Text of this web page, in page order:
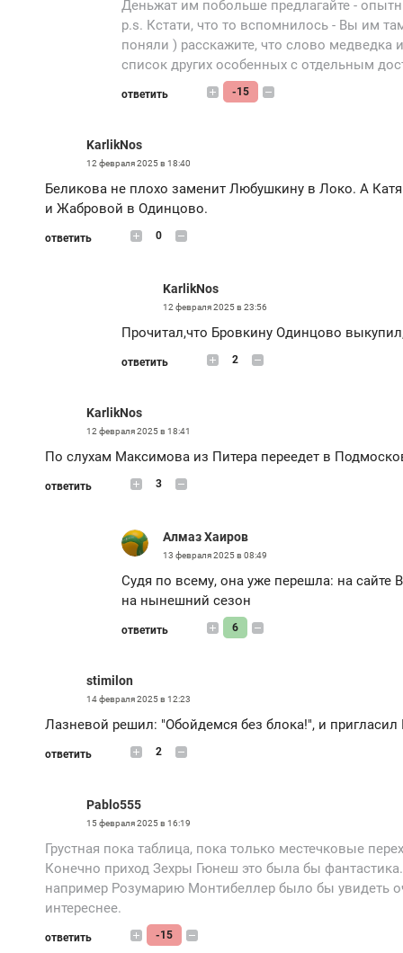
Деньжат им побольше предлагайте -
p.s. Кстати, что то вспомнилось - Вы им
поняли ) расскажите, что слово медведка
список других особенных с отдельным
ответить -15
KarlikNos
12 февраля 2025 в 18:40
Беликова не плохо заменит Любушкину в Локо. А
и Жабровой в Одинцово.
ответить 0
KarlikNos
12 февраля 2025 в 23:56
Прочитал,что Бровкину Одинцово
ответить 2
KarlikNos
12 февраля 2025 в 18:41
По слухам Максимова из Питера переедет в
ответить 3
Алмаз Хаиров
13 февраля 2025 в 08:49
Судя по всему, она уже перешла: на сайте
на нынешний сезон
ответить 6
stimilon
14 февраля 2025 в 12:23
Лазневой решил: "Обойдемся без блока!", и пригласил
ответить 2
Pablo555
15 февраля 2025 в 16:19
Грустная пока таблица, пока только местечковые
Конечно приход Зехры Гюнеш это была бы
например Розумарию Монтибеллер было бы увидеть
интереснее.
ответить -15